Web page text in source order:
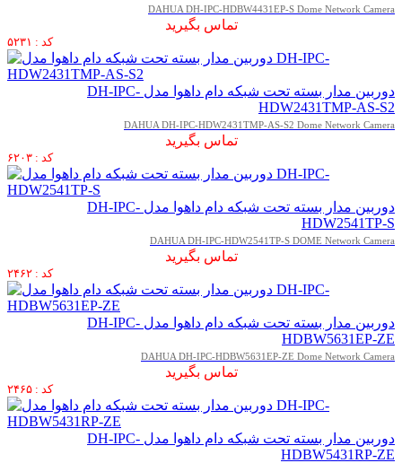
DAHUA DH-IPC-HDBW4431EP-S Dome Network Camera
تماس بگیرید
کد : ۵۲۳۱
دوربین مدار بسته تحت شبکه دام داهوا مدل DH-IPC-
HDW2431TMP-AS-S2
DAHUA DH-IPC-HDW2431TMP-AS-S2 Dome Network Camera
تماس بگیرید
کد : ۶۲۰۳
دوربین مدار بسته تحت شبکه دام داهوا مدل DH-IPC-
HDW2541TP-S
DAHUA DH-IPC-HDW2541TP-S DOME Network Camera
تماس بگیرید
کد : ۲۴۶۲
دوربین مدار بسته تحت شبکه دام داهوا مدل DH-IPC-
HDBW5631EP-ZE
DAHUA DH-IPC-HDBW5631EP-ZE Dome Network Camera
تماس بگیرید
کد : ۲۴۶۵
دوربین مدار بسته تحت شبکه دام داهوا مدل DH-IPC-
HDBW5431RP-ZE